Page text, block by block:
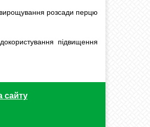
розсади перцю
підвищення
сайту